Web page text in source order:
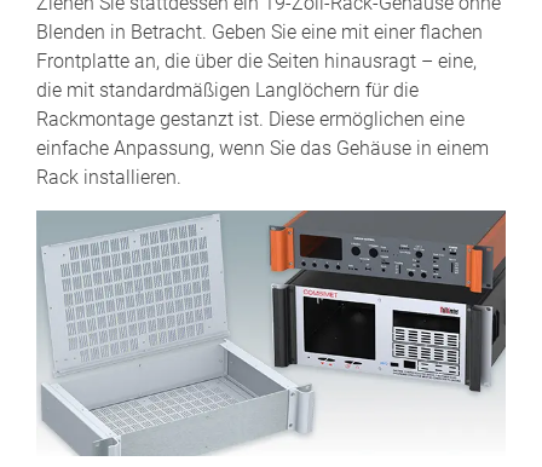
Blenden in Betracht. Geben Sie eine mit einer flachen
Frontplatte an, die über die Seiten hinausragt – eine,
die mit standardmäßigen Langlöchern für die
Rackmontage gestanzt ist. Diese ermöglichen eine
einfache Anpassung, wenn Sie das Gehäuse in einem
Rack installieren.